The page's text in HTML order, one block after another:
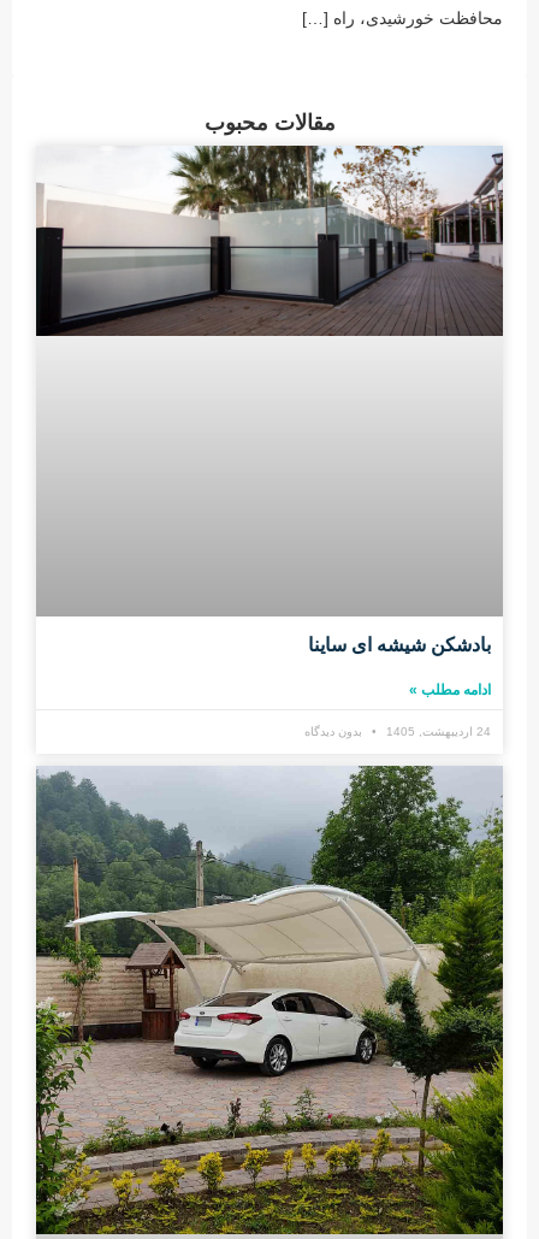
محافظت خورشیدی، راه […]
مقالات محبوب
بادشکن شیشه ای ساینا
ادامه مطلب »
24 اردیبهشت, 1405 بدون دیدگاه